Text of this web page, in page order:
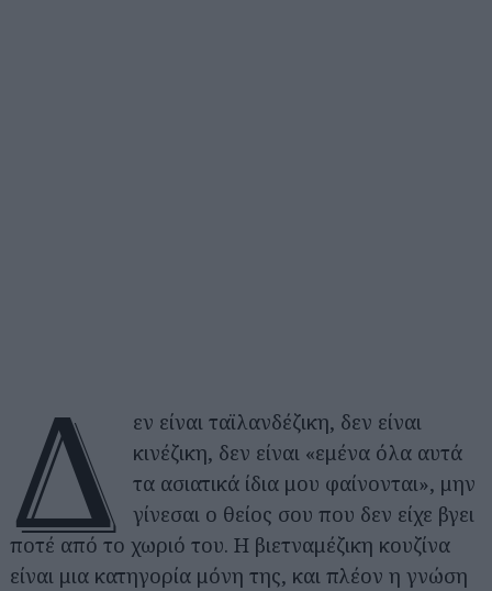
Δ
εν είναι ταϊλανδέζικη, δεν είναι
κινέζικη, δεν είναι «εμένα όλα αυτά
τα ασιατικά ίδια μου φαίνονται», μην
γίνεσαι ο θείος σου που δεν είχε βγει
ποτέ από το χωριό του. Η βιετναμέζικη κουζίνα
είναι μια κατηγορία μόνη της, και πλέον η γνώση